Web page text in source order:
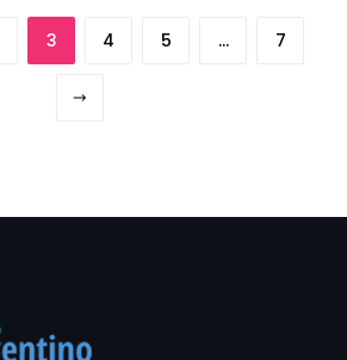
3 4 5 … 7